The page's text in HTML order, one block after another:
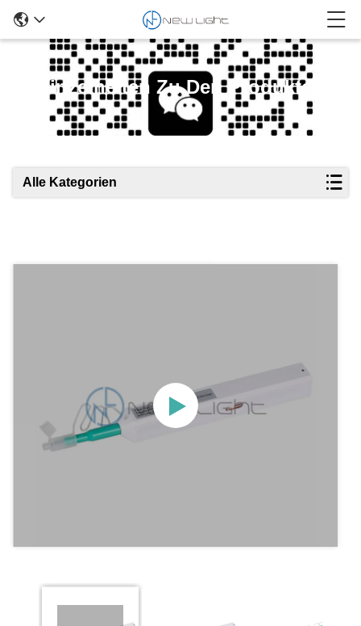
Einzelheiten Zu Den Produkten
Alle Kategorien